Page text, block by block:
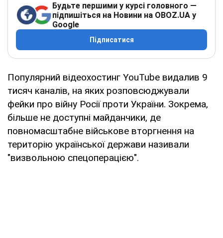
Будьте першими у курсі головного —
підпишіться на Новини на OBOZ.UA у
Google
Підписатися
Популярний відеохостинг YouTube видалив 9
тисяч каналів, на яких розповсюджували
фейки про війну Росії проти України. Зокрема,
більше не доступні майданчики, де
повномасштабне військове вторгнення на
територію української держави називали
"визвольною спецоперацією".